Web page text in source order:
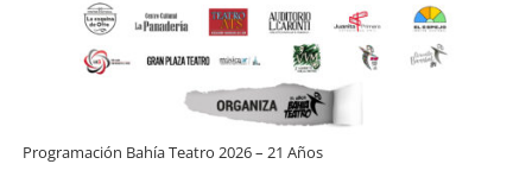
Programación Bahía Teatro 2026 – 21 Años